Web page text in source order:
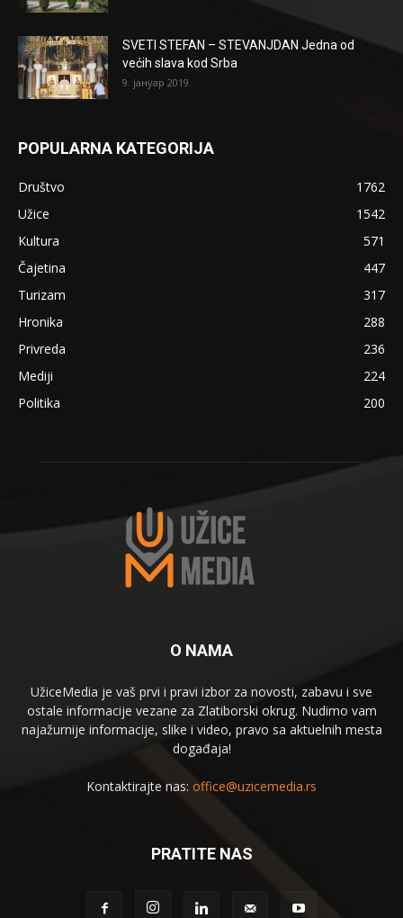
SVETI STEFAN – STEVANJDAN Jedna od
većih slava kod Srba
9. јануар 2019.
POPULARNA KATEGORIJA
Društvo
1762
Užice
1542
Kultura
571
Čajetina
447
Turizam
317
Hronika
288
Privreda
236
Mediji
224
Politika
200
O NAMA
UžiceMedia je vaš prvi i pravi izbor za novosti, zabavu i sve
ostale informacije vezane za Zlatiborski okrug. Nudimo vam
najažurnije informacije, slike i video, pravo sa aktuelnih mesta
događaja!
Kontaktirajte nas: office@uzicemedia.rs
PRATITE NAS